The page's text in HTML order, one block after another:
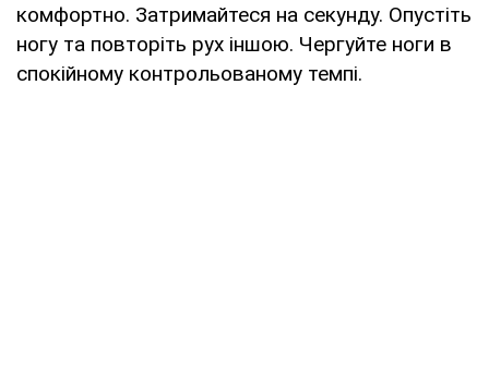
комфортно. Затримайтеся на секунду. Опустіть
ногу та повторіть рух іншою. Чергуйте ноги в
спокійному контрольованому темпі.